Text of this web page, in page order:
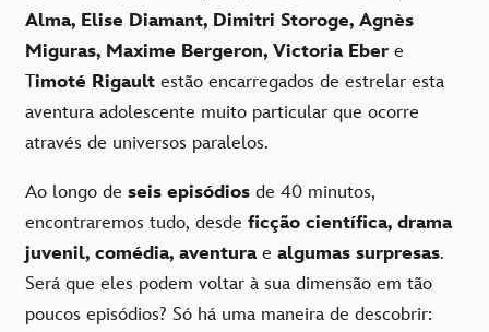
Alma, Elise Diamant, Dimitri Storoge, Agnès
Miguras, Maxime Bergeron, Victoria Eber e
Timoté Rigault estão encarregados de estrelar esta
aventura adolescente muito particular que ocorre
através de universos paralelos.
Ao longo de seis episódios de 40 minutos,
encontraremos tudo, desde ficção científica, drama
juvenil, comédia, aventurae algumas surpresas.
Será que eles podem voltar à sua dimensão em tão
poucos episódios? Só há uma maneira de descobrir: